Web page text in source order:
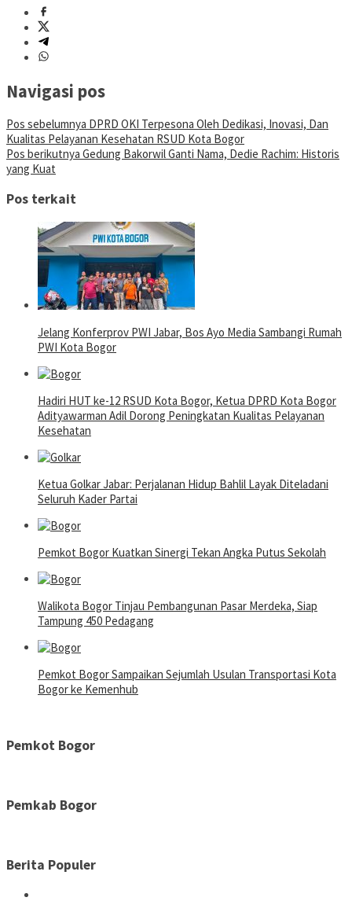
Navigasi pos
Pos sebelumnya DPRD OKI Terpesona Oleh Dedikasi, Inovasi, Dan
Kualitas Pelayanan Kesehatan RSUD Kota Bogor
Pos berikutnya Gedung Bakorwil Ganti Nama, Dedie Rachim: Historis
yang Kuat
Pos terkait
Jelang Konferprov PWI Jabar, Bos Ayo Media Sambangi Rumah
PWI Kota Bogor
Hadiri HUT ke-12 RSUD Kota Bogor, Ketua DPRD Kota Bogor
Adityawarman Adil Dorong Peningkatan Kualitas Pelayanan
Kesehatan
Ketua Golkar Jabar: Perjalanan Hidup Bahlil Layak Diteladani
Seluruh Kader Partai
Pemkot Bogor Kuatkan Sinergi Tekan Angka Putus Sekolah
Walikota Bogor Tinjau Pembangunan Pasar Merdeka, Siap
Tampung 450 Pedagang
Pemkot Bogor Sampaikan Sejumlah Usulan Transportasi Kota
Bogor ke Kemenhub
Pemkot Bogor
Pemkab Bogor
Berita Populer